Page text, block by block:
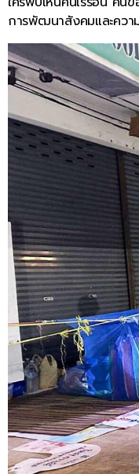
การพัฒนาสังคมและคว